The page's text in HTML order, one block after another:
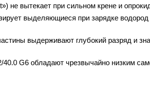
не вытекает при сильном крене и
выделяющиеся при зарядке
выдерживают глубокий разряд и
G6 обладают чрезвычайно низким